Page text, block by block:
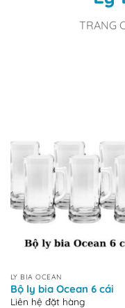
TRANG
LY BIA OCEAN
Bộ ly bia Ocean 6 cái
Liên hệ đặt hàng